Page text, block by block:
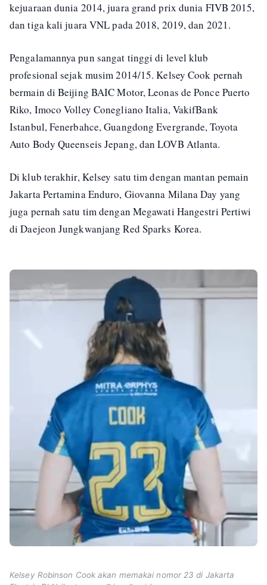
kejuaraan dunia 2014, juara grand prix dunia FIVB 2015,
dan tiga kali juara VNL pada 2018, 2019, dan 2021.
Pengalamannya pun sangat tinggi di level klub
profesional sejak musim 2014/15. Kelsey Cook pernah
bermain di Beijing BAIC Motor, Leonas de Ponce Puerto
Riko, Imoco Volley Conegliano Italia, VakifBank
Istanbul, Fenerbahce, Guangdong Evergrande, Toyota
Auto Body Queenseis Jepang, dan LOVB Atlanta.
Di klub terakhir, Kelsey satu tim dengan mantan pemain
Jakarta Pertamina Enduro, Giovanna Milana Day yang
juga pernah satu tim dengan Megawati Hangestri Pertiwi
di Daejeon Jungkwanjang Red Sparks Korea.
Kelsey Robinson Cook akan memakai nomor 23 di Jakarta